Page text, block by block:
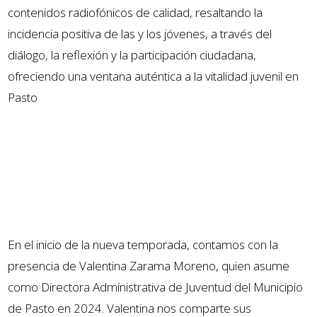
contenidos radiofónicos de calidad, resaltando la
incidencia positiva de las y los jóvenes, a través del
diálogo, la reflexión y la participación ciudadana,
ofreciendo una ventana auténtica a la vitalidad juvenil en
Pasto
En el inicio de la nueva temporada, contamos con la
presencia de Valentina Zarama Moreno, quien asume
como Directora Administrativa de Juventud del Municipio
de Pasto en 2024. Valentina nos comparte sus